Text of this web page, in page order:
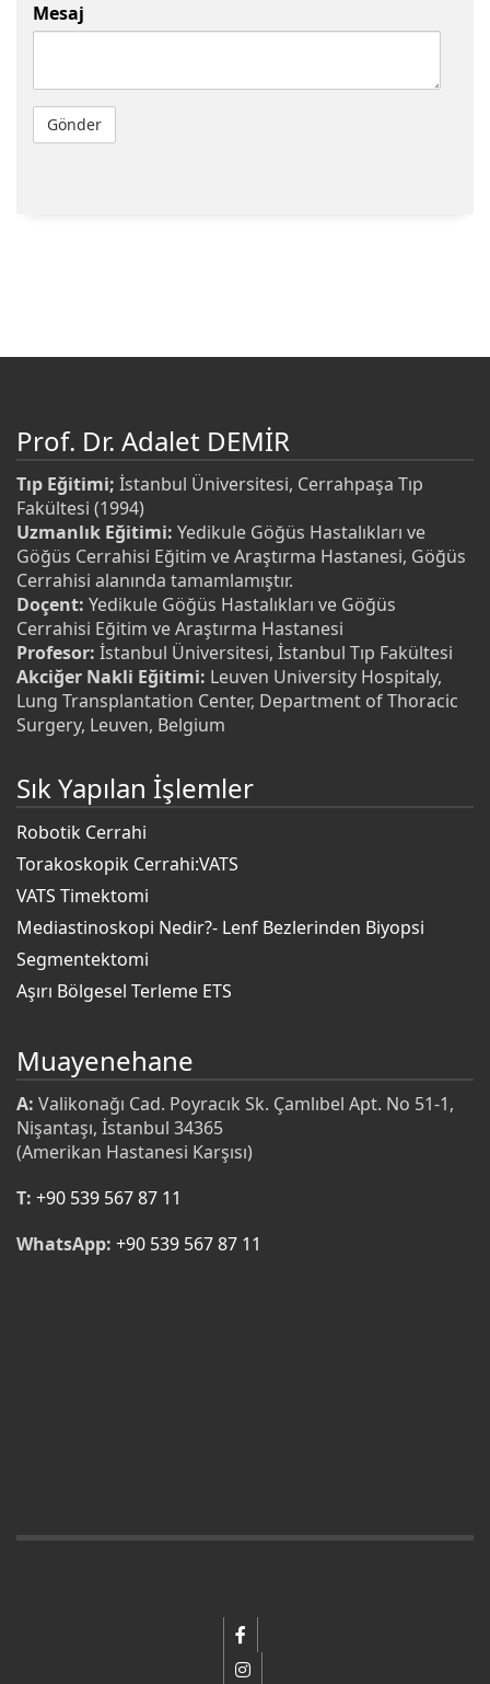
Mesaj
Prof. Dr. Adalet DEMİR
Tıp Eğitimi; İstanbul Üniversitesi, Cerrahpaşa Tıp
Fakültesi (1994)
Uzmanlık Eğitimi: Yedikule Göğüs Hastalıkları ve
Göğüs Cerrahisi Eğitim ve Araştırma Hastanesi, Göğüs
Cerrahisi alanında tamamlamıştır.
Doçent: Yedikule Göğüs Hastalıkları ve Göğüs
Cerrahisi Eğitim ve Araştırma Hastanesi
Profesor: İstanbul Üniversitesi, İstanbul Tıp Fakültesi
Akciğer Nakli Eğitimi: Leuven University Hospitaly,
Lung Transplantation Center, Department of Thoracic
Surgery, Leuven, Belgium
Sık Yapılan İşlemler
Robotik Cerrahi
Torakoskopik Cerrahi:VATS
VATS Timektomi
Mediastinoskopi Nedir?- Lenf Bezlerinden Biyopsi
Segmentektomi
Aşırı Bölgesel Terleme ETS
Muayenehane
A: Valikonağı Cad. Poyracık Sk. Çamlıbel Apt. No 51-1,
Nişantaşı, İstanbul 34365
(Amerikan Hastanesi Karşısı)
T: +90 539 567 87 11
WhatsApp: +90 539 567 87 11